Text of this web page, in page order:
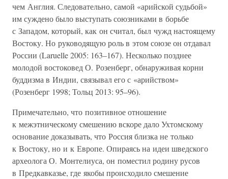
чем Англия. Следовательно, самой «арийской судьбой»
им суждено было выступать союзниками в борьбе
с Западом, который, как он считал, был чужд настоящему
Востоку. Но руководящую роль в этом союзе он отдавал
России (Laruelle 2005: 163–167). Несколько позднее
молодой востоковед О. Розенберг, обнаруживая корни
буддизма в Индии, связывал его с «арийством»
(Розенберг 1998; Тольц 2013: 95–96).
Примечательно, что позитивное отношение
к межэтническому смешению вскоре дало Ухтомскому
основание доказывать, что Россия близка не только
к Востоку, но и к Европе. Опираясь на идеи шведского
археолога О. Монтелиуса, он поместил родину русов
в Предкавказье, где якобы происходило смешение